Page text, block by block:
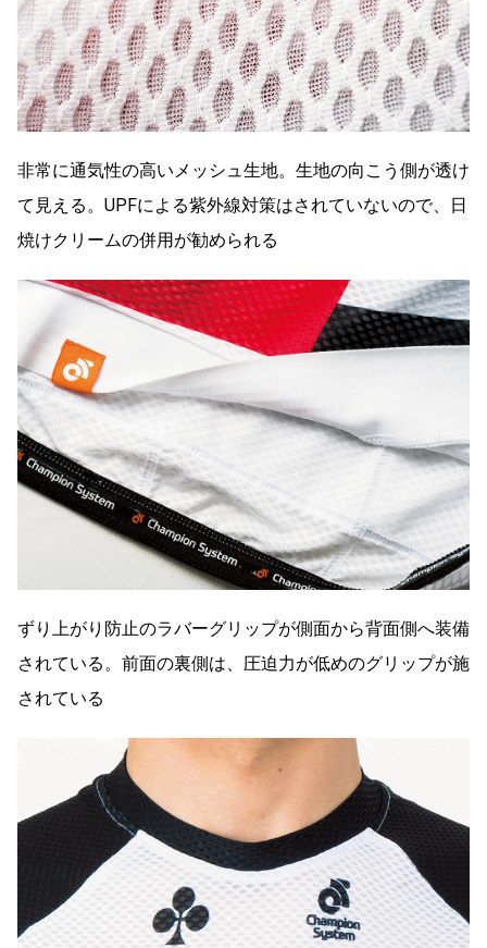
非常に通気性の高いメッシュ生地。生地の向こう側が透け
て見える。UPFによる紫外線対策はされていないので、日
焼けクリームの併用が勧められる
ずり上がり防止のラバーグリップが側面から背面側へ装備
されている。前面の裏側は、圧迫力が低めのグリップが施
されている